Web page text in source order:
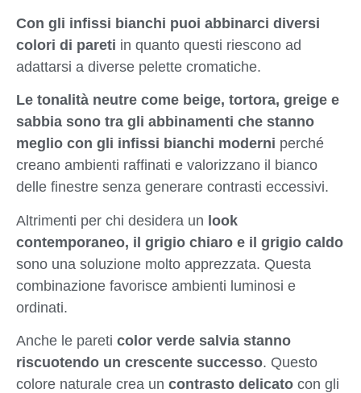
Con gli infissi bianchi puoi abbinarci diversi
colori di pareti in quanto questi riescono ad
adattarsi a diverse pelette cromatiche.
Le tonalità neutre come beige, tortora, greige e
sabbia sono tra gli abbinamenti che stanno
meglio con gli infissi bianchi moderni perché
creano ambienti raffinati e valorizzano il bianco
delle finestre senza generare contrasti eccessivi.
Altrimenti per chi desidera un look
contemporaneo, il grigio chiaro e il grigio caldo
sono una soluzione molto apprezzata. Questa
combinazione favorisce ambienti luminosi e
ordinati.
Anche le pareti color verde salvia stanno
riscuotendo un crescente successo. Questo
colore naturale crea un contrasto delicato con gli